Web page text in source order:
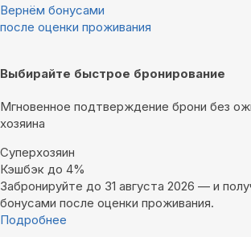
Вернём бонусами
после оценки проживания
Выбирайте быстрое бронирование
Мгновенное подтверждение брони без
хозяина
Суперхозяин
Кэшбэк до 4%
Забронируйте до 31 августа 2026 — и
бонусами после оценки проживания.
Подробнее